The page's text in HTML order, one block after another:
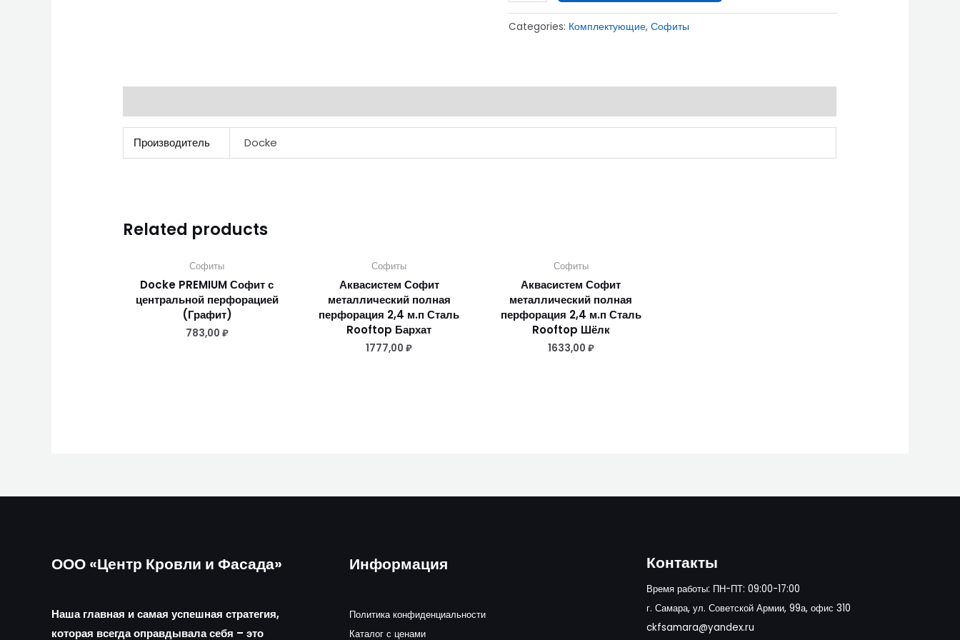
Categories: Комплектующие, Софиты
Производитель Docke
Related products
Софиты
Docke PREMIUM Софит с
центральной перфорацией
(Графит)
783,00 ₽
Софиты
Аквасистем Софит
металлический полная
перфорация 2,4 м.п Сталь
Rooftop Бархат
1777,00 ₽
Софиты
Аквасистем Софит
металлический полная
перфорация 2,4 м.п Сталь
Rooftop Шёлк
1633,00 ₽
ООО «Центр Кровли и Фасада»
Наша главная и самая успешная стратегия,
которая всегда оправдывала себя – это
Информация
Политика конфиденциальности
Каталог с ценами
Контакты
Время работы: ПН-ПТ: 09:00-17:00
г. Самара, ул. Советской Армии, 99а, офис 310
ckfsamara@yandex.ru